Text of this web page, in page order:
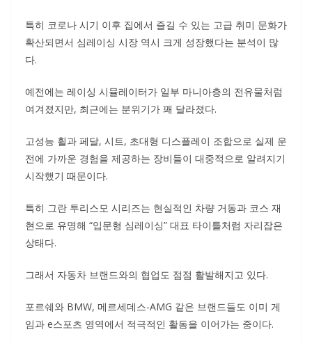
특히 코로나 시기 이후 집에서 즐길 수 있는 고급 취미 문화가
확산되면서 심레이싱 시장 역시 크게 성장했다는 분석이 많
다.
예전에는 레이싱 시뮬레이터가 일부 마니아층의 전유물처럼
여겨졌지만, 최근에는 분위기가 꽤 달라졌다.
고성능 휠과 페달, 시트, 초대형 디스플레이 조합으로 실제 운
전에 가까운 경험을 제공하는 장비들이 대중적으로 알려지기
시작했기 때문이다.
특히 그란 투리스모 시리즈는 현실적인 차량 거동과 코스 재
현으로 유명해 “입문형 심레이싱” 대표 타이틀처럼 자리잡은
상태다.
그래서 자동차 브랜드와의 협업도 점점 활발해지고 있다.
포르쉐와 BMW, 메르세데스-AMG 같은 브랜드들도 이미 게
임과 e스포츠 영역에서 적극적인 활동을 이어가는 중이다.